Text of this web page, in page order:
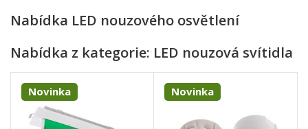
Nabídka LED nouzového osvětlení
Nabídka z kategorie: LED nouzová svítidla
Novinka Novinka